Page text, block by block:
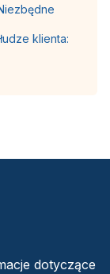
klienta:
dotyczące